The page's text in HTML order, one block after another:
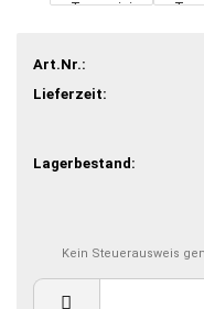
Art.Nr.:
Lieferzeit:
Lagerbestand:
Kein Steuerausweis